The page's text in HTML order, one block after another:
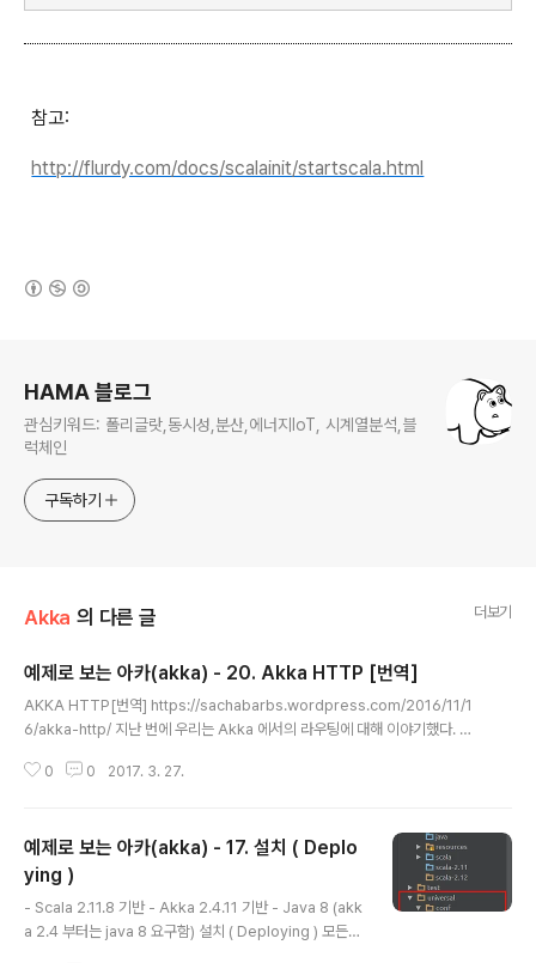
참고:
http://flurdy.com/docs/scalainit/startscala.html
HAMA 블로그
관심키워드: 폴리글랏,동시성,분산,에너지IoT, 시계열분석,블
럭체인
구독하기
Akka 의 다른 글 더보기
예제로 보는 아카(akka) - 20. Akka HTTP [번역]
AKKA HTTP[번역] https://sachabarbs.wordpress.com/2016/11/1
6/akka-http/ 지난 번에 우리는 Akka 에서의 라우팅에 대해 이야기했다. 이
살펴보자. Akka.Http가 있기 전에 스칼라 개발자들은 이미 Spray라는 Akk
팀이 수행해 많은 놓은 작업을 이용해서 Akka.Http에 대한 많은 코드베이스가
형성되어 졌다. 실제로 Spray에 익숙하다면 Akka.Http에서서 route 와 JS
0 0 2017. 3. 27.
예제로 보는 아카(akka) - 17. 설치 ( Deplo
ying )
- Scala 2.11.8 기반 - Akka 2.4.11 기반 - Java 8 (akk
a 2.4 부터는 java 8 요구함) 설치 ( Deploying ) 모든